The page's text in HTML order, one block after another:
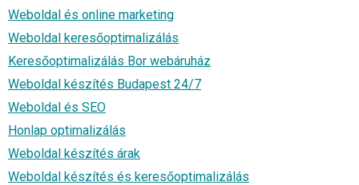
Weboldal és online marketing
Weboldal keresőoptimalizálás
Keresőoptimalizálás Bor webáruház
Weboldal készítés Budapest 24/7
Weboldal és SEO
Honlap optimalizálás
Weboldal készítés árak
Weboldal készítés és keresőoptimalizálás